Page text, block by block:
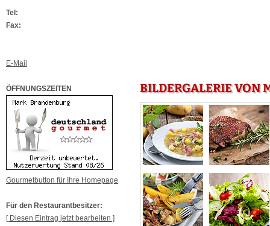
Tel:
Fax:
E-Mail
ÖFFNUNGSZEITEN
Gourmetbutton für Ihre Homepage
Für den Restaurantbesitzer:
[ Diesen Eintrag jetzt bearbeiten ]
BILDERGALERIE VON